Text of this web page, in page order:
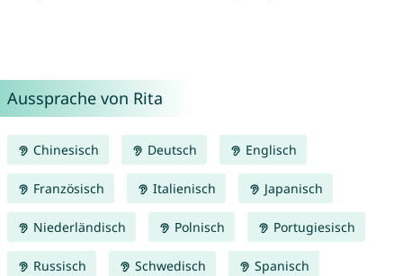
Aussprache von Rita
Chinesisch Deutsch Englisch
Französisch Italienisch Japanisch
Niederländisch Polnisch Portugiesisch
Russisch Schwedisch Spanisch